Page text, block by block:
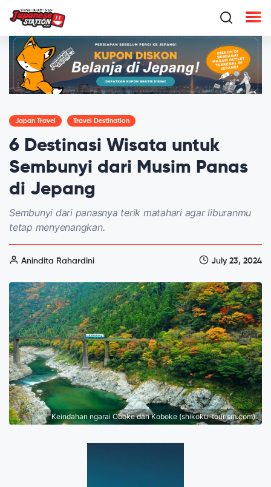
Japan Travel Travel Destination
6 Destinasi Wisata untuk
Sembunyi dari Musim Panas
di Jepang
Sembunyi dari panasnya terik matahari agar liburanmu
tetap menyenangkan.
Anindita Rahardini July 23, 2024
Keindahan ngarai Oboke dan Koboke (shikoku-tourism.com).